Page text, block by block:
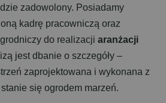
zadowolony. Posiadamy
kadrę pracowniczą oraz
do realizacji aranżacji
jest dbanie o szczegóły –
zaprojektowana i wykonana z
się ogrodem marzeń.